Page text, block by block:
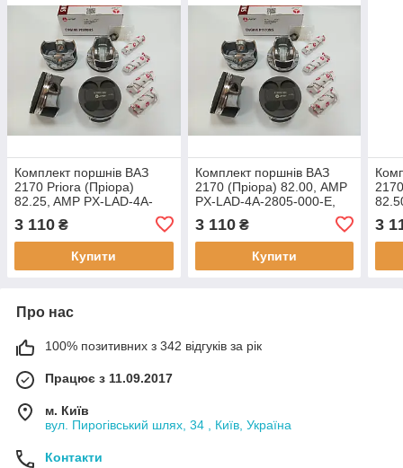
Комплект поршнів ВАЗ
2170 Priora (Пріора)
82.25, AMP PX-LAD-4A-
(+0.25) Група C
3 110 ₴
Купити
Комплект поршнів ВАЗ
2170 (Пріора) 82.00, AMP
PX-LAD-4A-2805-000-E,
3 110₴
Купити
3
Про нас
100% позитивних з 342 відгуків за рік
Працює з 11.09.2017
м. Київ
вул. Пирогівський шлях, 34 , Київ, Україна
Контакти